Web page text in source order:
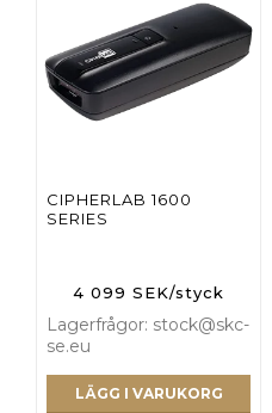
CIPHERLAB 1600
SERIES
4 099 SEK/styck
Lagerfrågor: stock@skc-
se.eu
LÄGG I VARUKORG